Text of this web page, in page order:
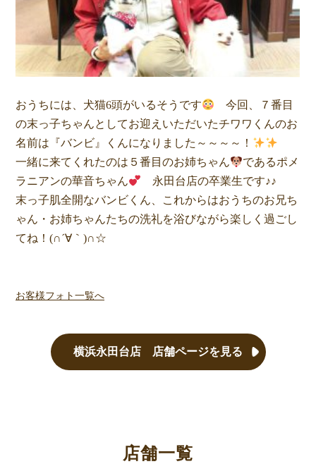
おうちには、犬猫6頭がいるそうです 今回、７番目
の末っ子ちゃんとしてお迎えいただいたチワワくんのお
名前は『バンビ』くんになりました～～～～！
一緒に来てくれたのは５番目のお姉ちゃん であるポメ
ラニアンの華音ちゃん 永田台店の卒業生です♪♪
末っ子肌全開なバンビくん、これからはおうちのお兄ち
ゃん・お姉ちゃんたちの洗礼を浴びながら楽しく過ごし
てね！(∩´∀｀)∩☆
お客様フォト一覧へ
横浜永田台店 店舗ページを見る
店舗一覧